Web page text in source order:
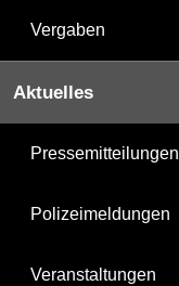
Vergaben
Aktuelles
Pressemitteilungen
Polizeimeldungen
Veranstaltungen